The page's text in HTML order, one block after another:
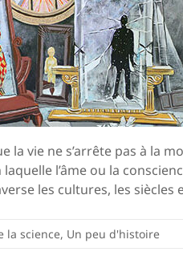
la vie ne s’arrête pas à la
l’âme ou la
les cultures, les siècles
la science, Un peu d'histoire